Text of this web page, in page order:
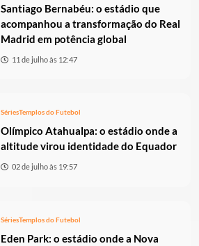
Santiago Bernabéu: o estádio que
acompanhou a transformação do Real
Madrid em potência global
11 de julho às 12:47
SériesTemplos do Futebol
Olímpico Atahualpa: o estádio onde a
altitude virou identidade do Equador
02 de julho às 19:57
SériesTemplos do Futebol
Eden Park: o estádio onde a Nova